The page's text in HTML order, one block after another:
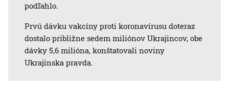
podľahlo.
Prvú dávku vakcíny proti koronavírusu doteraz
dostalo približne sedem miliónov Ukrajincov, obe
dávky 5,6 milióna, konštatovali noviny
Ukrajinska pravda.